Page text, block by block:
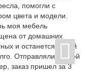
помогли с
цвета и модели.
моя мебель
от домашних
и останется новой
Отправляли почтой
заказ пришел за 3